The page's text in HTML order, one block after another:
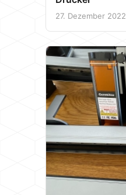
27. Dezember 2022